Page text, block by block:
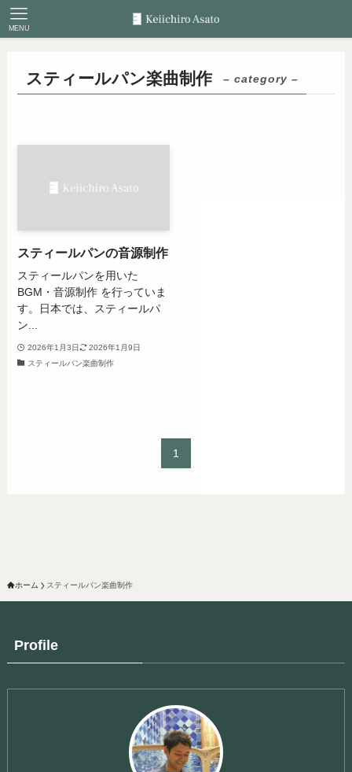
MENU
スティールパン楽曲制作 – category –
スティールパンの音源制作
スティールパンを用いた
BGM・音源制作 を行っていま
す。日本では、スティールパ
ン...
2026年1月3日
2026年1月9日
スティールパン楽曲制作
1
ホーム スティールパン楽曲制作
Profile